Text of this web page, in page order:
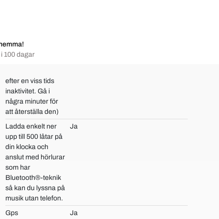
100 dagar
efter en viss tids
inaktivitet. Gå i
några minuter för
att återställa den)
Ladda enkelt ner
upp till 500 låtar på
din klocka och
anslut med hörlurar
som har
Bluetooth®-teknik
så kan du lyssna på
musik utan telefon.
Ja
Gps Ja